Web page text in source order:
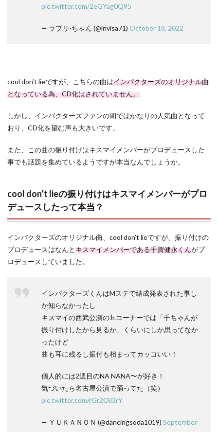
pic.twitter.com/2eGYag0Q95
— ラブリ-ちゃん (@invisa71) October 18, 2022
cool don’t lieですが、こちらの曲はインパクターズのオリジナル曲
となっている為、CD化はされていません。
しかし、インパクターズファンの間ではかなりの人気曲となって
おり、CD化を望む声も大きいです。
また、この曲の振り付けはキスマイメンバーがプロデュースした
事でも話題を集めているようですが本当なんでしょうか。
cool don’t lieの振り付けはキスマイメンバーがプロ
デュースしたって本当？
インパクターズのオリジナル曲、cool don’t lieですが、振り付けの
プロデュースはなんとキスマイメンバーである千賀健永くんがプ
ロデュースしていました。
インパクターズくんはMステで結成発表された事し
か知らなかったし
キスマイの西武公演のJr.コーナーでは「千ちゃんが
振り付けしたから見るか」くらいにしか思ってなか
ったけど
曲も耳に残るし振付も相まってカッコいい！
個人的には2週目のNA NANA〜が好き！
気づいたら名古屋公演で踊ってた（笑）
pic.twitter.com/rGr2Oii3rY
— ＹＵＫＡＮＯＮ (@dancingsoda1019) September